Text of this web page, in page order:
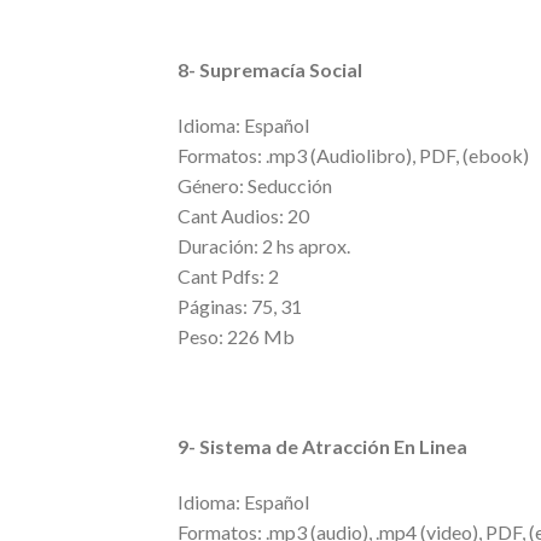
8- Supremacía Social
Idioma: Español
Formatos: .mp3 (Audiolibro), PDF, (ebook)
Género: Seducción
Cant Audios: 20
Duración: 2 hs aprox.
Cant Pdfs: 2
Páginas: 75, 31
Peso: 226 Mb
9- Sistema de Atracción En Linea
Idioma: Español
Formatos: .mp3 (audio), .mp4 (video), PDF,